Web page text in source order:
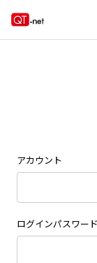
アカウント
ログインパスワード